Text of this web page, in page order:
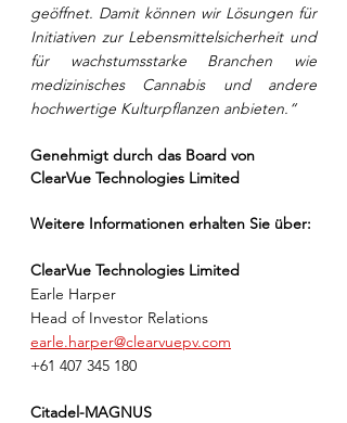
geöffnet. Damit können wir Lösungen für
Initiativen zur Lebensmittelsicherheit und
für wachstumsstarke Branchen wie
medizinisches Cannabis und andere
hochwertige Kulturpflanzen anbieten.“
Genehmigt durch das Board von
ClearVue Technologies Limited
Weitere Informationen erhalten Sie über:
ClearVue Technologies Limited
Earle Harper
Head of Investor Relations
earle.harper@clearvuepv.com
+61 407 345 180
Citadel-MAGNUS